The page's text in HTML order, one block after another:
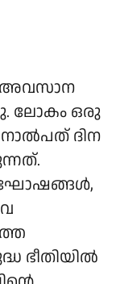
അവസാന
ലോകം ഒരു
ദിന
ഭീതിയില്‍